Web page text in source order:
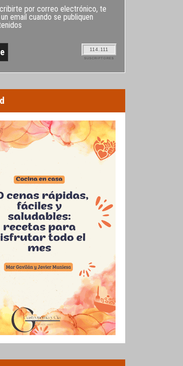
por correo electrónico, te
email cuando se publiquen
114.111
SUSCRIPTORES